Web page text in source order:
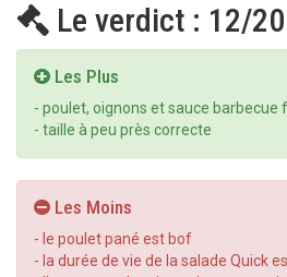
Le verdict : 12/20
Les Plus
- poulet, oignons et sauce barbecue
- taille à peu près correcte
Les Moins
- le poulet pané est bof
- la durée de vie de la salade Quick